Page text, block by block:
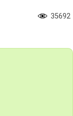
35692